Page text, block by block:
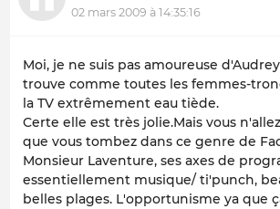
02 mars 2009 à 14:35:16
Moi, je ne suis pas amoureuse
trouve comme toutes les femmes-
la TV extrêmement eau tiède.
Certe elle est très jolie.Mais vous
que vous tombez dans ce genre de
Monsieur Laventure, ses axes de
essentiellement musique/ ti'punch,
belles plages. L'opportunisme ya que